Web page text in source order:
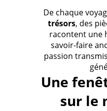
De chaque
trésors, des
racontent une
savoir-faire
passion
Une
sur le